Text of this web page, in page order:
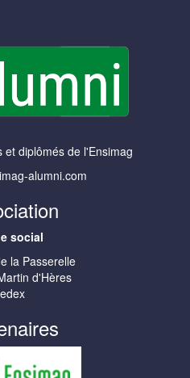
et diplômés de l'Ensimag
alumni.com
social
la Passerelle
d'Hères